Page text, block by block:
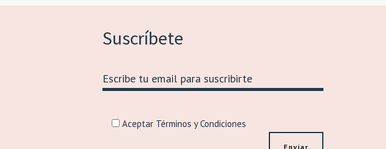
Suscríbete
Aceptar Términos y Condiciones